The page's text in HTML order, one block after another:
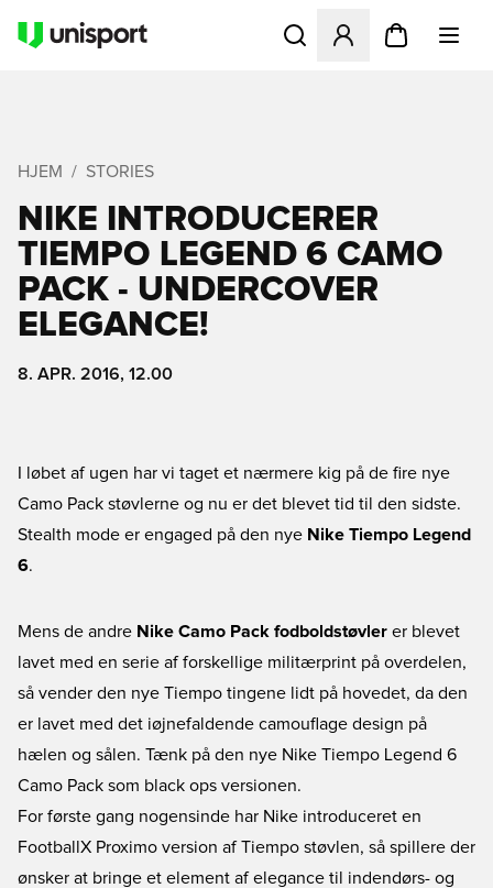
Åbner en Modal til at
HJEM STORIES
NIKE INTRODUCERER
TIEMPO LEGEND 6 CAMO
PACK - UNDERCOVER
ELEGANCE!
8. APR. 2016, 12.00
I løbet af ugen har vi taget et nærmere kig på de fire nye
Camo Pack støvlerne og nu er det blevet tid til den sidste.
Stealth mode er engaged på den nye Nike Tiempo Legend
6.
Mens de andre Nike Camo Pack fodboldstøvler er blevet
lavet med en serie af forskellige militærprint på overdelen,
så vender den nye Tiempo tingene lidt på hovedet, da den
er lavet med det iøjnefaldende camouflage design på
hælen og sålen. Tænk på den nye Nike Tiempo Legend 6
Camo Pack som black ops versionen.
For første gang nogensinde har Nike introduceret en
FootballX Proximo version af Tiempo støvlen, så spillere der
ønsker at bringe et element af elegance til indendørs- og